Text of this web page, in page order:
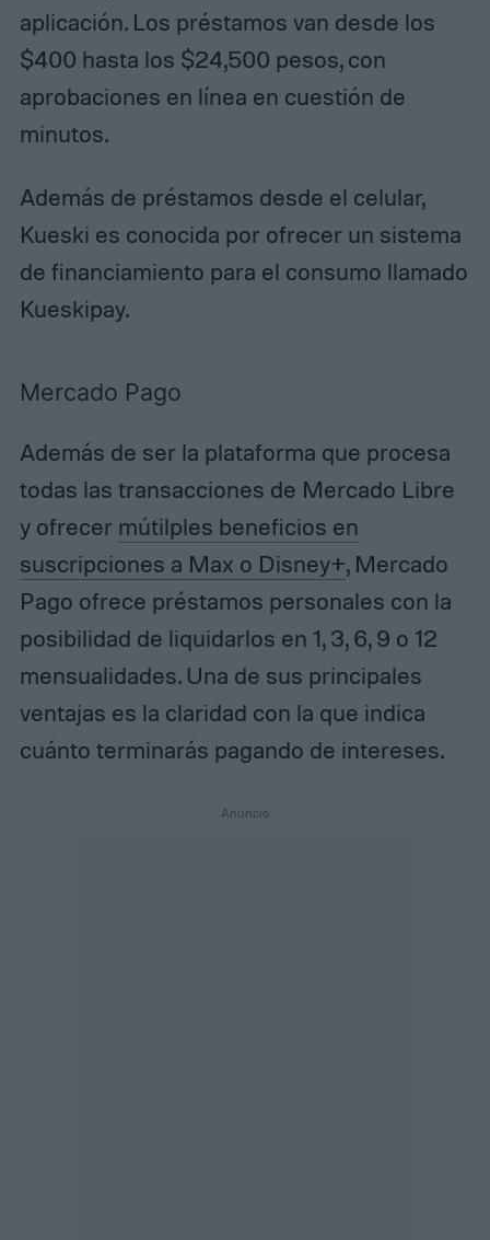
aplicación. Los préstamos van desde los
$400 hasta los $24,500 pesos, con
aprobaciones en línea en cuestión de
minutos.
Además de préstamos desde el celular,
Kueski es conocida por ofrecer un sistema
de financiamiento para el consumo llamado
Kueskipay.
Mercado Pago
Además de ser la plataforma que procesa
todas las transacciones de Mercado Libre
y ofrecer mútilples beneficios en
suscripciones a Max o Disney+, Mercado
Pago ofrece préstamos personales con la
posibilidad de liquidarlos en 1, 3, 6, 9 o 12
mensualidades. Una de sus principales
ventajas es la claridad con la que indica
cuánto terminarás pagando de intereses.